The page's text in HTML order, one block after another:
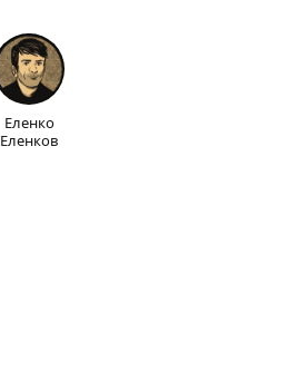
Еленко
Еленков